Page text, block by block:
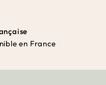
en France